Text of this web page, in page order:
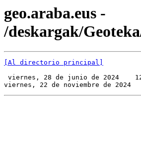
geo.araba.eus -
/deskargak/
[Al directorio principal]
viernes, 28 de junio de 2024
viernes, 22 de noviembre de